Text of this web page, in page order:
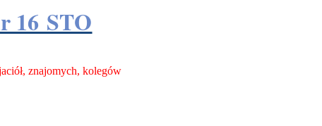
16 STO
znajomych, kolegów